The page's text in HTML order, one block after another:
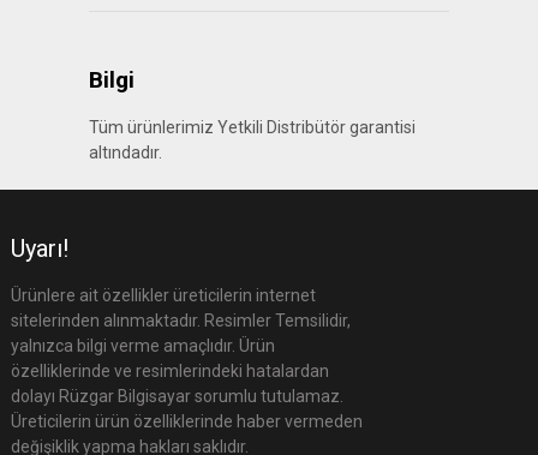
Bilgi
Tüm ürünlerimiz Yetkili Distribütör garantisi
altındadır.
Uyarı!
Ürünlere ait özellikler üreticilerin internet
sitelerinden alınmaktadır. Resimler Temsilidir,
yalnızca bilgi verme amaçlıdır. Ürün
özelliklerinde ve resimlerindeki hatalardan
dolayı Rüzgar Bilgisayar sorumlu tutulamaz.
Üreticilerin ürün özelliklerinde haber vermeden
değişiklik yapma hakları saklıdır.